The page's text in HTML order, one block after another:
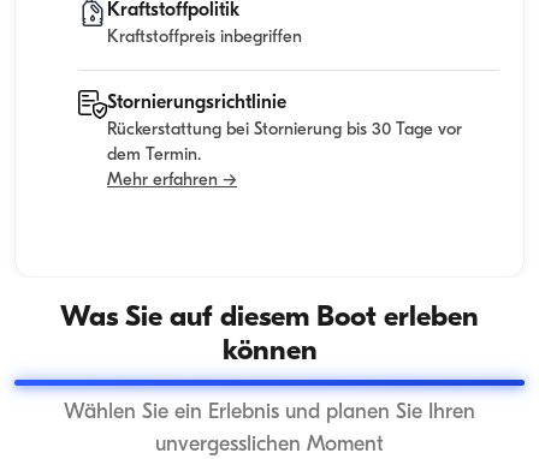
Kraftstoffpolitik
Kraftstoffpreis inbegriffen
Stornierungsrichtlinie
Rückerstattung bei Stornierung bis 30 Tage vor
dem Termin.
Mehr erfahren →
Was Sie auf diesem Boot erleben
können
Wählen Sie ein Erlebnis und planen Sie Ihren
unvergesslichen Moment